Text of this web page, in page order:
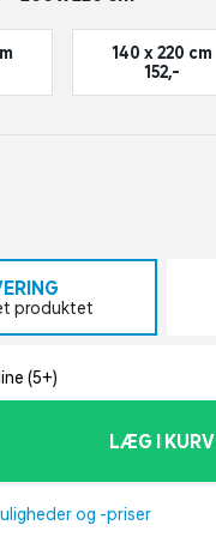
140 x 220 cm
152,-
produktet
(5+)
LÆG I KURV
og -priser